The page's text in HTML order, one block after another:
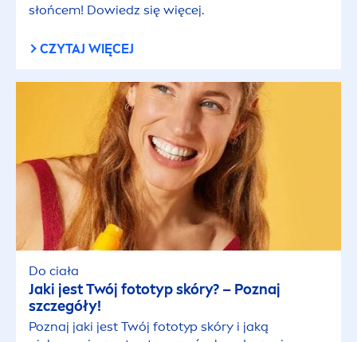
słońcem! Dowiedz się więcej.
CZYTAJ WIĘCEJ
Do ciała
Jaki jest Twój fototyp skóry? – Poznaj
szczegóły!
Poznaj jaki jest Twój fototyp skóry i jaką